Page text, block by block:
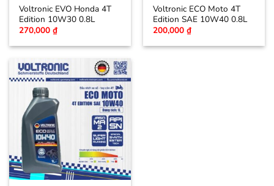
Voltronic EVO Honda 4T
Edition 10W30 0.8L
270,000₫
Voltronic ECO Moto 4T
Edition SAE 10W40 0.8L
200,000₫